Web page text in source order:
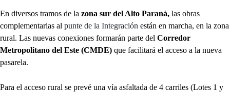
En diversos tramos de la zona sur del Alto Paraná, las obras
complementarias al punte de la Integración están en marcha, en la zona
rural. Las nuevas conexiones formarán parte del Corredor
Metropolitano del Este (CMDE) que facilitará el acceso a la nueva
pasarela.
Para el acceso rural se prevé una vía asfaltada de 4 carriles (Lotes 1 y